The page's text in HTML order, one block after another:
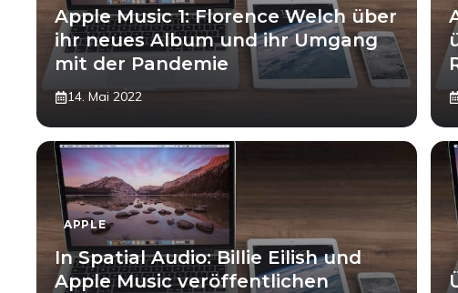
Apple Music 1: Florence Welch über
ihr neues Album und ihr Umgang
mit der Pandemie
14. Mai 2022
APPLE
In Spatial Audio: Billie Eilish und
Apple Music veröffentlichen